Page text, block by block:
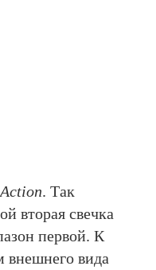
. Так
вторая свечка
первой. К
внешнего вида